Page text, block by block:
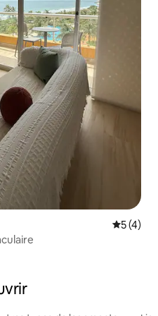
5 (4)